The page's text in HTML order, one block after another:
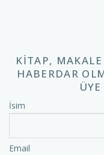
KITAP,
HABERDAR
İsim
Email